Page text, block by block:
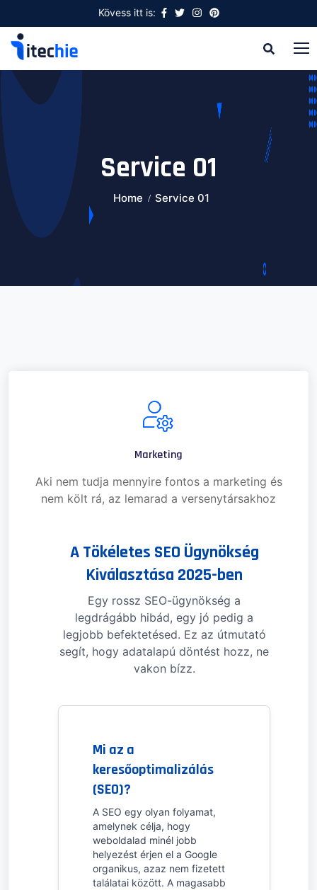
Kövess itt is:
Service 01
Home Service 01
Marketing
Aki nem tudja mennyire fontos a marketing és
nem költ rá, az lemarad a versenytársakhoz
A Tökéletes SEO Ügynökség
Kiválasztása 2025-ben
Egy rossz SEO-ügynökség a
legdrágább hibád, egy jó pedig a
legjobb befektetésed. Ez az útmutató
segít, hogy adatalapú döntést hozz, ne
vakon bízz.
Mi az a
keresőoptimalizálás
(SEO)?
A SEO egy olyan folyamat,
amelynek célja, hogy
weboldalad minél jobb
helyezést érjen el a Google
organikus, azaz nem fizetett
találatai között. A magasabb